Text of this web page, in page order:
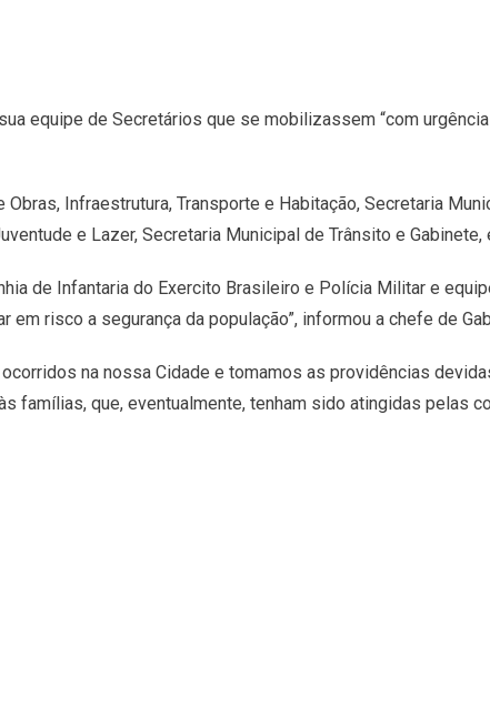
equipe de Secretários que se mobilizassem “com
Infraestrutura, Transporte e Habitação, Secretaria
e Lazer, Secretaria Municipal de Trânsito e Gabinete,
de Infantaria do Exercito Brasileiro e Polícia Militar e
risco a segurança da população”, informou a chefe de
na nossa Cidade e tomamos as providências
famílias, que, eventualmente, tenham sido atingidas pelas